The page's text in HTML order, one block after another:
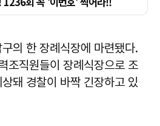
의 한 장례식장에 마련됐다.
조직원들이 장례식장으로 조
돼 경찰이 바짝 긴장하고 있